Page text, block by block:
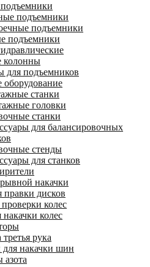
подъемники
подъемники
подъемники
колонны
для подъемников
станки
головки
станки
для балансировочных
стенды
для станков
накачки
правки дисков
колес
колес
рука
накачки шин
азота